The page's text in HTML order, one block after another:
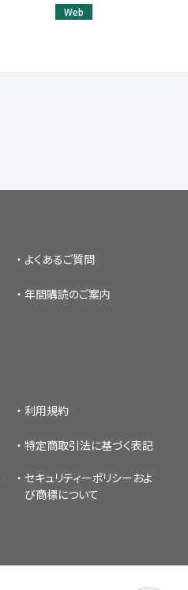
Web
よくあるご質問
年間購読のご案内
利用規約
特定商取引法に基づく表記
セキュリティーポリシー およ
び商標について